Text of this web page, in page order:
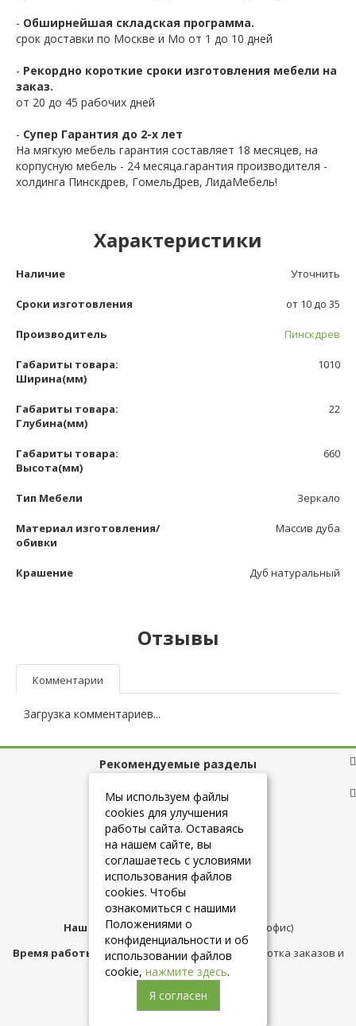
- Обширнейшая складская программа.
срок доставки по Москве и Мо от 1 до 10 дней
- Рекордно короткие сроки изготовления мебели на
заказ.
от 20 до 45 рабочих дней
- Супер Гарантия до 2-х лет
На мягкую мебель гарантия составляет 18 месяцев, на
корпусную мебель - 24 месяца.гарантия производителя -
холдинга Пинскдрев, ГомельДрев, ЛидаМебель!
Характеристики
Наличие Уточнить
Сроки изготовления от 10 до 35
Производитель Пинскдрев
Габариты товара:
Ширина(мм)
1010
Габариты товара:
Глубина(мм)
22
Габариты товара:
Высота(мм)
660
Тип Мебели Зеркало
Материал изготовления/
обивки
Массив дуба
Крашение Дуб натуральный
Отзывы
Комментарии
Загрузка комментариев...
Рекомендуемые разделы
Полезные ссылки
+7 (925) 084-10-60
Наш адрес:Москва,ул.Плещеева д.12 (офис)
Время работы магазина:с 10:00 до 21:00 (обработка заказов и
консультация)
Мы используем файлы
cookies для улучшения
работы сайта. Оставаясь
на нашем сайте, вы
соглашаетесь с условиями
использования файлов
cookies. Чтобы
ознакомиться с нашими
Положениями о
конфиденциальности и об
использовании файлов
cookie, нажмите здесь.
Я согласен